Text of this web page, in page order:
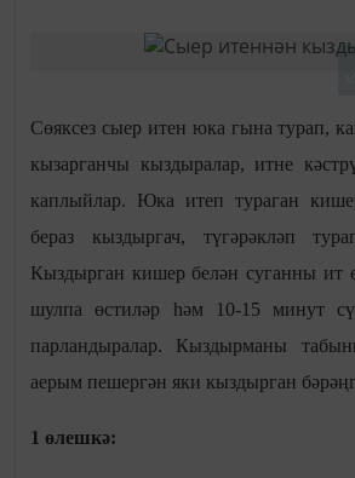
Сөяксез сыер итен юка гына турап,
кызарганчы кыздыралар, итне
каплыйлар. Юка итеп тураган
бераз кыздыргач, түгәрәкләп
Кыздырган кишер белән суганны ит
шулпа өстиләр һәм 10-15 минут
парландыралар. Кыздырманы
аерым пешергән яки кыздырган
1 өлешкә: